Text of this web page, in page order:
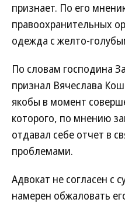
признает. По его
правоохранительных
одежда с желто-
По словам господина
признал Вячеслава
якобы в момент
которого, по мнению
отдавал себе отчет в
проблемами.
Адвокат не согласен с
намерен обжаловать